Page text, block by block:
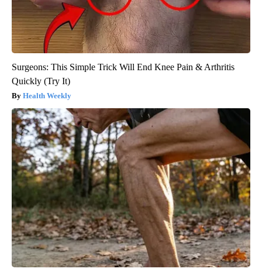
Surgeons: This Simple Trick Will End Knee Pain & Arthritis
Quickly (Try It)
Health Weekly